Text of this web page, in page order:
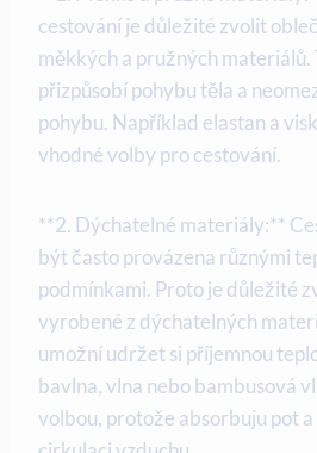
cestování je důležité zvolit
měkkých a pružných materiálů.
přizpůsobí pohybu těla a
pohybu. Například elastan a
vhodné volby pro cestování.
**2. Dýchatelné materiály:**
být často provázena různými
podmínkami. Proto je důležité
vyrobené z dýchatelných
umožní udržet si příjemnou
bavlna, vlna nebo bambusová
volbou, protože absorbuju pot